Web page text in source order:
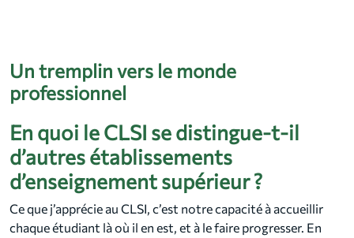
Un tremplin vers le monde
professionnel
En quoi le CLSI se distingue-t-il
d’autres établissements
d’enseignement supérieur ?
Ce que j’apprécie au CLSI, c’est notre capacité à accueillir
chaque étudiant là où il en est, et à le faire progresser. En